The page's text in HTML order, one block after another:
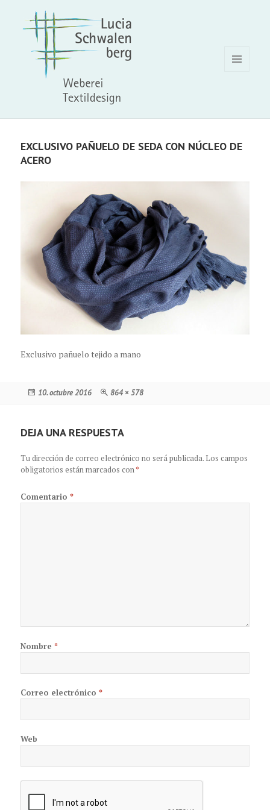
EXCLUSIVO PAÑUELO DE SEDA CON NÚCLEO DE
ACERO
Exclusivo pañuelo tejido a mano
Publicado
10. octubre 2016
Tamaño
864 × 578
DEJA UNA RESPUESTA
Tu dirección de correo electrónico no será publicada. Los campos
obligatorios están marcados con*
Comentario*
Nombre*
Correo electrónico*
Web